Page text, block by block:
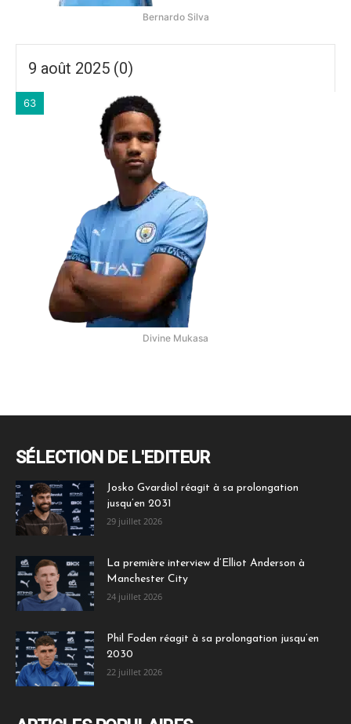
Bernardo Silva
9 août 2025 (0)
63
Divine Mukasa
SÉLECTION DE L'EDITEUR
Josko Gvardiol réagit à sa prolongation
jusqu’en 2031
29 juillet 2026
La première interview d’Elliot Anderson à
Manchester City
24 juillet 2026
Phil Foden réagit à sa prolongation jusqu’en
2030
22 juillet 2026